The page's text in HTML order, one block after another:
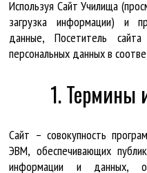
Используя Cайт Училища
загрузка информации) и
данные, Посетитель
персональных данных в
1. Термины
Сайт – совокупность
ЭВМ, обеспечивающих
информации и данных,